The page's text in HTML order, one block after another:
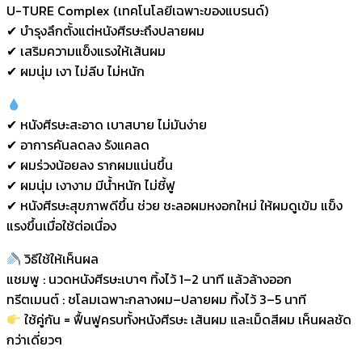
U-TURE Complex (เทคโนโลยีเฉพาะของแบรนด์)
✔ บำรุงลึกตั้งแต่หนังศีรษะถึงปลายผม
✔ เสริมความแข็งแรงให้เส้นผม
✔ ผมนุ่ม เงา ไม่ลีบ ไม่หนัก
✔ หนังศีรษะสะอาด เบาสบาย ไม่มันง่าย
✔ อาการคันลดลง รังแคลด
✔ ผมร่วงน้อยลง รากผมแน่นขึ้น
✔ ผมนุ่ม เงางาม มีน้ำหนัก ไม่ชี้ฟู
✔ หนังศีรษะสุขภาพดีขึ้น ช่วย ชะลอผมหงอกใหม่ ให้ผมดูเข้ม แข็ง
แรงขึ้นเมื่อใช้ต่อเนื่อง
วิธีใช้ให้เห็นผล
แชมพู : นวดหนังศีรษะเบาๆ ทิ้งไว้ 1–2 นาที แล้วล้างออก
ทรีตเมนต์ : ชโลมเฉพาะกลางผม–ปลายผม ทิ้งไว้ 3–5 นาที
ใช้คู่กัน = ฟื้นฟูครบทั้งหนังศีรษะ เส้นผม และเม็ดสีผม เห็นผลชัด
กว่าเดี่ยวๆ